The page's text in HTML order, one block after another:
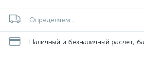
Определяем...
Наличный и безналичный расчет,